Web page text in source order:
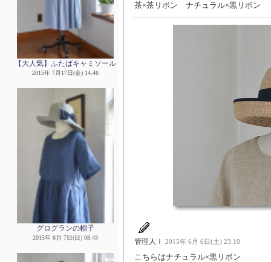
【大人気】ふたばキャミソール
2015年 7月17日(金) 14:46
グログランの帽子
2015年 6月 7日(日) 08:43
茶×茶リボン ナチュラル×黒リボン
管理人Ｉ 2015年 6月 6日(土) 23:10
こちらはナチュラル×黒リボン